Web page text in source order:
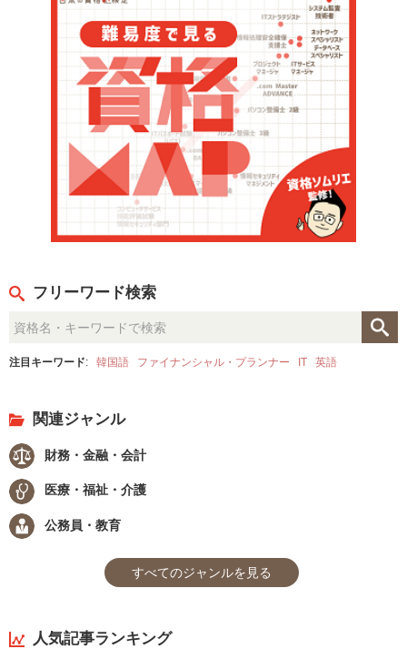
フリーワード検索
注目キーワード: 韓国語 ファイナンシャル・プランナー IT 英語
関連ジャンル
財務・金融・会計
医療・福祉・介護
公務員・教育
すべてのジャンルを見る
人気記事ランキング